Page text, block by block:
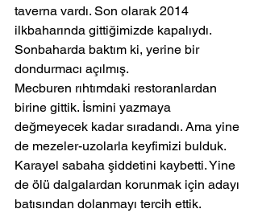
taverna vardı. Son olarak 2014
ilkbaharında gittiğimizde kapalıydı.
Sonbaharda baktım ki, yerine bir
dondurmacı açılmış.
Mecburen rıhtımdaki restoranlardan
birine gittik. İsmini yazmaya
değmeyecek kadar sıradandı. Ama yine
de mezeler-uzolarla keyfimizi bulduk.
Karayel sabaha şiddetini kaybetti. Yine
de ölü dalgalardan korunmak için adayı
batısından dolanmayı tercih ettik.